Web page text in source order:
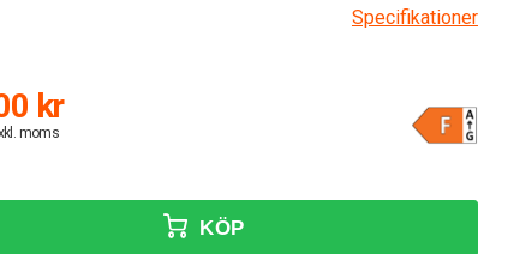
Specifikationer
kr
moms
KÖP